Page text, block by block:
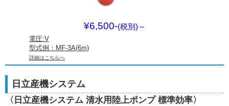
¥6,500-(税別) ～
電圧:V
型式例：MF-3A(6m)
詳細はこちらへ
日立産機システム
〈日立産機システム 清水用陸上ポンプ 標準効率〉